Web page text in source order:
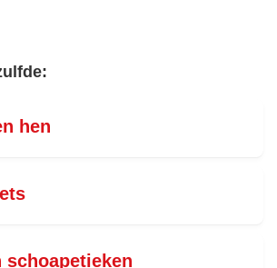
hen
schoapetieken